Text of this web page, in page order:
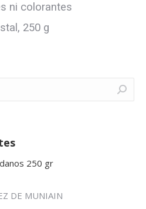
ni colorantes
250 g
250 gr
DE MUNIAIN